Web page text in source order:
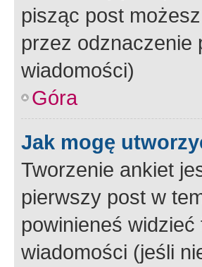
pisząc post
przez odznaczenie
wiadomości)
Góra
Jak mogę
Tworzenie ankiet
pierwszy post w
powinieneś widzieć
wiadomości (jeśli